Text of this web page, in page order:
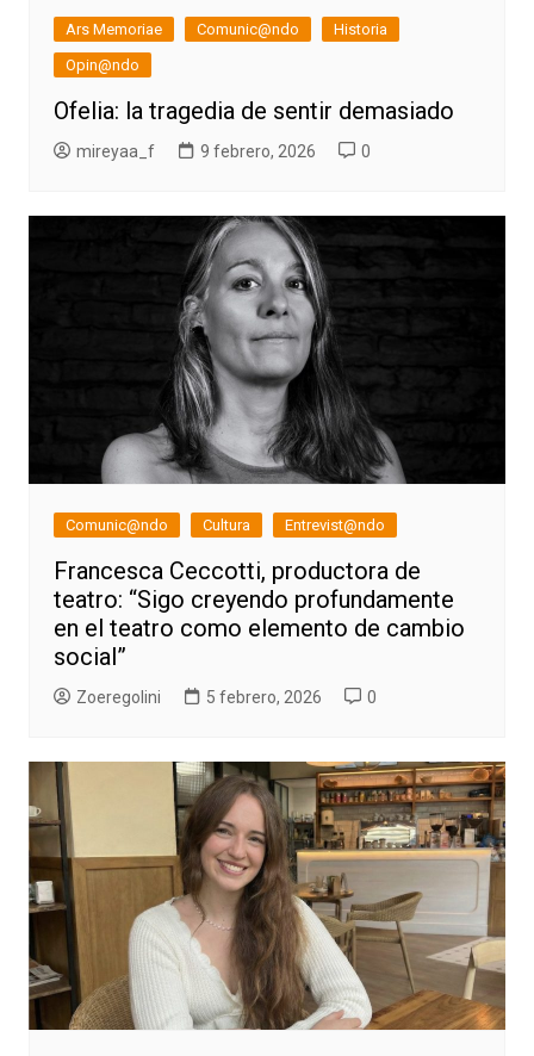
Ars Memoriae Comunic@ndo
Historia
Opin@ndo
Ofelia: la tragedia de sentir demasiado
mireyaa_f 9 febrero, 2026 0
Comunic@ndo Cultura Entrevist@ndo
Francesca Ceccotti, productora de
teatro: “Sigo creyendo profundamente
en el teatro como elemento de cambio
social”
Zoeregolini 5 febrero, 2026 0